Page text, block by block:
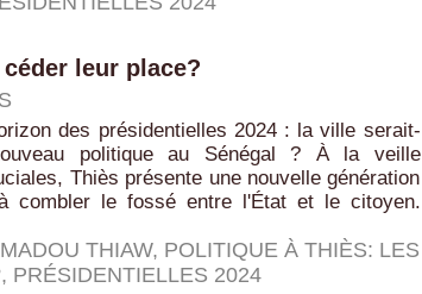
leur place?
des présidentielles 2024 : la ville serait-
politique au Sénégal ? À la veille
Thiès présente une nouvelle génération
combler le fossé entre l'État et le citoyen.
THIAW, POLITIQUE À THIÈS: LES
, PRÉSIDENTIELLES 2024